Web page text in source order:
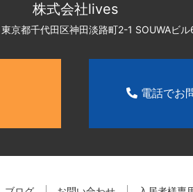
株式会社lives
京都千代田区神田淡路町2-1 SOUWAビ
電話でお